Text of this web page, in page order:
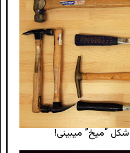
“میخ” میبینی!